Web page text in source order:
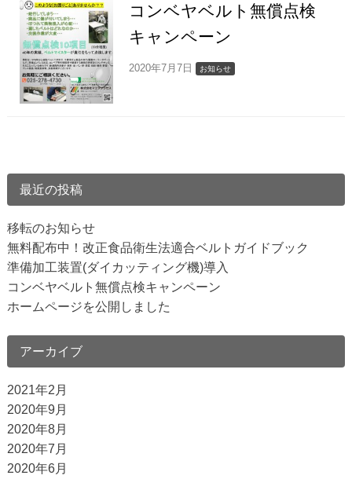
コンベヤベルト無償点検
キャンペーン
2020年7月7日 お知らせ
最近の投稿
移転のお知らせ
無料配布中！改正食品衛生法適合ベルトガイドブック
準備加工装置(ダイカッティング機)導入
コンベヤベルト無償点検キャンペーン
ホームページを公開しました
アーカイブ
2021年2月
2020年9月
2020年8月
2020年7月
2020年6月